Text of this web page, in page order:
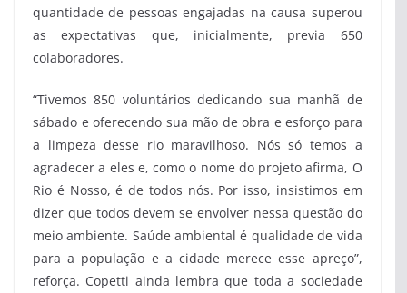
quantidade de pessoas engajadas na causa superou
as expectativas que, inicialmente, previa 650
colaboradores.
“Tivemos 850 voluntários dedicando sua manhã de
sábado e oferecendo sua mão de obra e esforço para
a limpeza desse rio maravilhoso. Nós só temos a
agradecer a eles e, como o nome do projeto afirma, O
Rio é Nosso, é de todos nós. Por isso, insistimos em
dizer que todos devem se envolver nessa questão do
meio ambiente. Saúde ambiental é qualidade de vida
para a população e a cidade merece esse apreço”,
reforça. Copetti ainda lembra que toda a sociedade